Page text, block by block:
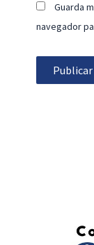
Guarda
navegador